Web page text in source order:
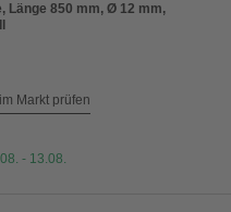
Länge 850 mm, Ø 12 mm,
Markt prüfen
- 13.08.